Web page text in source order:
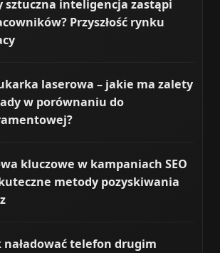
sztuczna inteligencja zastąpi
Przyszłość rynku
laserowa – jakie ma zalety
w porównaniu do
kluczowe w kampaniach SEO
metody pozyskiwania
naładować telefon drugim